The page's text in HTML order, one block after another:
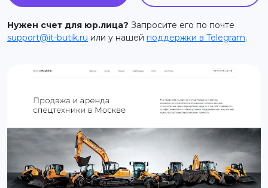
Нужен счет для юр.лица? Запросите его по почте
support@it-butik.ru или у нашей поддержки в Telegram.